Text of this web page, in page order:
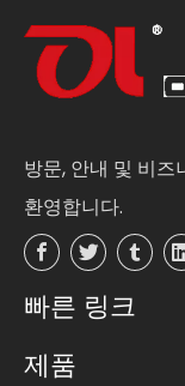
방문, 안내 및 비
환영합니다.
빠른 링크
제품